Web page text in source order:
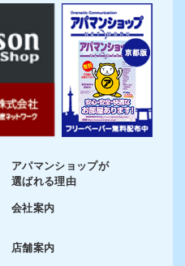
アパマンショップが
選ばれる理由
会社案内
店舗案内